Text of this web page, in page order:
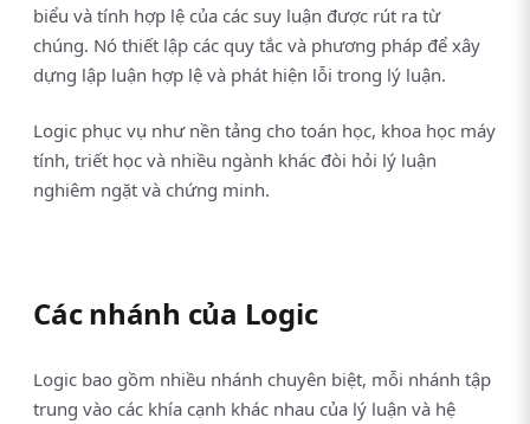
biểu và tính hợp lệ của các suy luận được rút ra từ
chúng. Nó thiết lập các quy tắc và phương pháp để xây
dựng lập luận hợp lệ và phát hiện lỗi trong lý luận.
Logic phục vụ như nền tảng cho toán học, khoa học máy
tính, triết học và nhiều ngành khác đòi hỏi lý luận
nghiêm ngặt và chứng minh.
Các nhánh của Logic
Logic bao gồm nhiều nhánh chuyên biệt, mỗi nhánh tập
trung vào các khía cạnh khác nhau của lý luận và hệ